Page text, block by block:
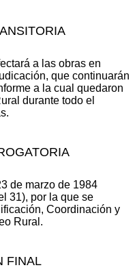
a las obras en
que continuarán
a la cual quedaron
durante todo el
de marzo de 1984
31), por la que se
Coordinación y
Rural.
FINAL